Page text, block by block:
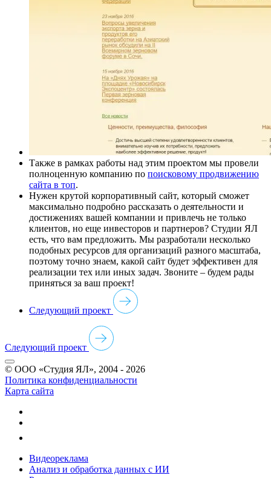
Также в рамках работы над этим проектом мы провели
полноценную компанию по поисковому продвижению
сайта в топ.
Нужен крутой корпоративный сайт, который сможет
максимально подробно рассказать о деятельности и
достижениях вашей компании и привлечь не только
клиентов, но еще инвесторов и партнеров? Студии ЯЛ
есть, что вам предложить. Мы разработали несколько
подобных ресурсов для организаций разного масштаба,
поэтому точно знаем, какой сайт будет эффективен для
реализации тех или иных задач. Звоните – будем рады
приняться за ваш проект!
Следующий проект
Следующий проект
© ООО «Студия ЯЛ», 2004 - 2026
Политика конфиденциальности
Карта сайта
Видеореклама
Анализ и обработка данных с ИИ